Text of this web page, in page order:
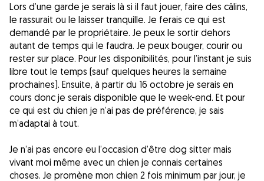
Lors d’une garde je serais là si il faut jouer, faire des câlins,
le rassurait ou le laisser tranquille. Je ferais ce qui est
demandé par le propriétaire. Je peux le sortir dehors
autant de temps qui le faudra. Je peux bouger, courir ou
rester sur place. Pour les disponibilités, pour l’instant je suis
libre tout le temps (sauf quelques heures la semaine
prochaines). Ensuite, à partir du 16 octobre je serais en
cours donc je serais disponible que le week-end. Et pour
ce qui est du chien je n’ai pas de préférence, je sais
m’adaptai à tout.
Je n’ai pas encore eu l’occasion d’être dog sitter mais
vivant moi même avec un chien je connais certaines
choses. Je promène mon chien 2 fois minimum par jour, je